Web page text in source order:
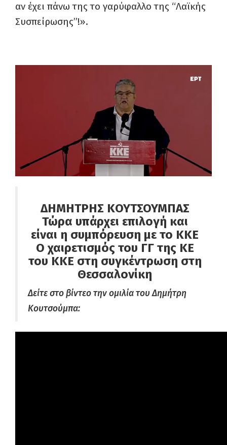
αν έχει πάνω της το γαρύφαλλο της “Λαϊκής
Συσπείρωσης”!».
ΔΗΜΗΤΡΗΣ ΚΟΥΤΣΟΥΜΠΑΣ
Τώρα υπάρχει επιλογή και
είναι η συμπόρευση με το ΚΚΕ
Ο χαιρετισμός του ΓΓ της ΚΕ
του ΚΚΕ στη συγκέντρωση στη
Θεσσαλονίκη
Δείτε στο βίντεο την ομιλία του Δημήτρη
Κουτσούμπα: